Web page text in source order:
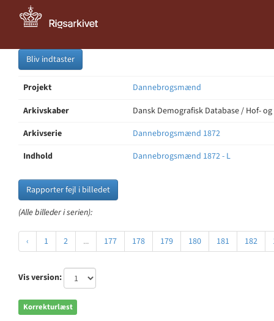
Bliv indtaster
Projekt
Dannebrogsmænd
Arkivskaber
Dansk Demografisk Database / Hof-
Arkivserie
Dannebrogsmænd 1872
Indhold
Dannebrogsmænd 1872 - L
Rapporter fejl i billedet
(Alle billeder i serien):
‹ 1 2 ... 177 178 179 180 181 182
Vis version:
Korrekturlæst